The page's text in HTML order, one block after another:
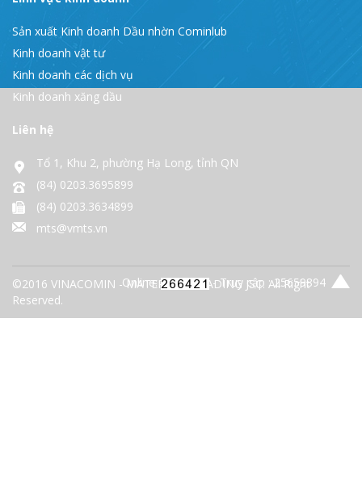
Sản xuất Kinh doanh Dầu nhờn Cominlub
Kinh doanh vật tư
Kinh doanh các dịch vụ
Kinh doanh xăng dầu
Liên hệ
Tổ 1, Khu 2, phường Hạ Long, tỉnh QN
(84) 0203.3695899
(84) 0203.3634899
mts@vmts.vn
©2016 VINACOMIN - MATERIALS TRADING JSC. All Right
Reserved.
Online: - Truy cập : 25659894